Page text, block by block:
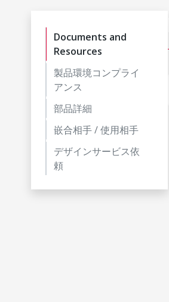
Documents and
Resources
製品環境コンプライ
アンス
部品詳細
嵌合相手 / 使用相手
デザインサービス依
頼